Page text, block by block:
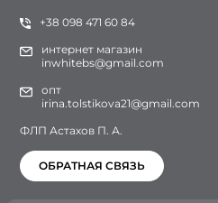
+38 098 471 60 84
интернет магазин
inwhitebs@gmail.com
опт
irina.tolstikova21@gmail.com
ФЛП Астахов П. А.
ОБРАТНАЯ СВЯЗЬ